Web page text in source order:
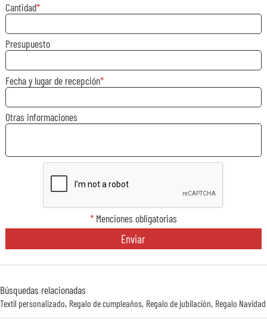
Cantidad
Presupuesto
Fecha y lugar de recepción
Otras informaciones
*Menciones obligatorias
Enviar
Búsquedas relacionadas
Textil personalizado Regalo de cumpleaños Regalo de jubilación Regalo